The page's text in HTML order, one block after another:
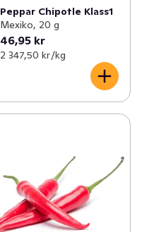
Peppar Chipotle Klass1
Mexiko, 20 g
46,95 kr
2 347,50 kr /kg